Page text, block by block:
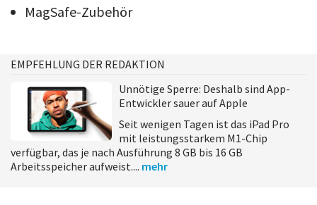
MagSafe-Zubehör
EMPFEHLUNG DER REDAKTION
Unnötige Sperre: Deshalb sind App-
Entwickler sauer auf Apple
Seit wenigen Tagen ist das iPad Pro
mit leistungsstarkem M1-Chip
verfügbar, das je nach Ausführung 8 GB bis 16 GB
Arbeitsspeicher aufweist.... mehr